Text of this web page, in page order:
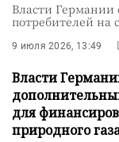
Власти Германии
потребителей на
9 июля 2026, 13:49
Власти
для
природного